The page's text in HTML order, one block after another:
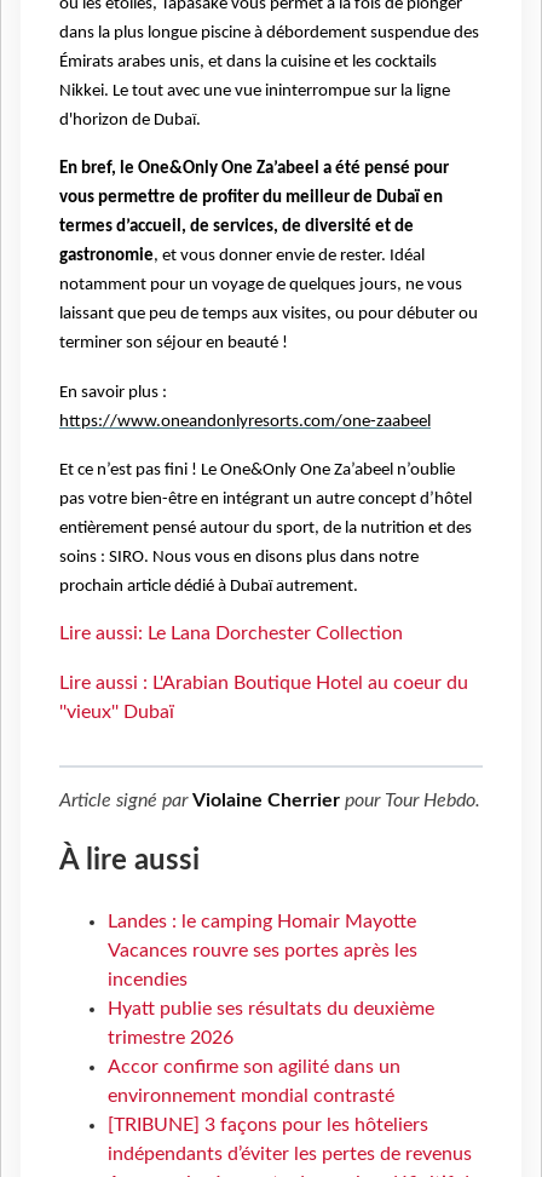
ou les étoiles, Tapasake vous permet à la fois de plonger
dans la plus longue piscine à débordement suspendue des
Émirats arabes unis, et dans la cuisine et les cocktails
Nikkei. Le tout avec une vue ininterrompue sur la ligne
d'horizon de Dubaï.
En bref, le One&Only One Za’abeel a été pensé pour
vous permettre de profiter du meilleur de Dubaï en
termes d’accueil, de services, de diversité et de
gastronomie, et vous donner envie de rester. Idéal
notamment pour un voyage de quelques jours, ne vous
laissant que peu de temps aux visites, ou pour débuter ou
terminer son séjour en beauté !
En savoir plus :
https://www.oneandonlyresorts.com/one-zaabeel
Et ce n’est pas fini ! Le One&Only One Za’abeel n’oublie
pas votre bien-être en intégrant un autre concept d’hôtel
entièrement pensé autour du sport, de la nutrition et des
soins : SIRO. Nous vous en disons plus dans notre
prochain article dédié à Dubaï autrement.
Lire aussi: Le Lana Dorchester Collection
Lire aussi : L'Arabian Boutique Hotel au coeur du
''vieux'' Dubaï
Article signé parViolaine Cherrier pour Tour Hebdo.
À lire aussi
Landes : le camping Homair Mayotte
Vacances rouvre ses portes après les
incendies
Hyatt publie ses résultats du deuxième
trimestre 2026
Accor confirme son agilité dans un
environnement mondial contrasté
[TRIBUNE] 3 façons pour les hôteliers
indépendants d’éviter les pertes de revenus